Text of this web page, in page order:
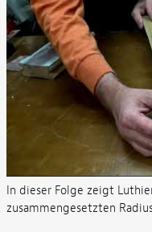
In dieser Folge zeigt
zusammengesetzten